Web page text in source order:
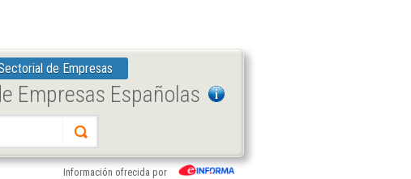
de Empresas
Empresas Españolas
Información ofrecida por